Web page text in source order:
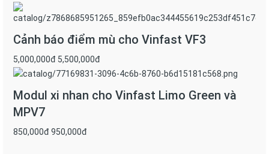
diệt nấm mốc, ức chế virus, loại bỏ bụi mịn PM2.5 và
khuếch tán nước hoa trực tiếp bằng hệ thống điều hoà
Tinh chất nước hoa là gì?
????Là những gì tinh tuý nhất thu được sau quá trình
chưng cất điều chế các thành phần dược liệu-nguyên
Cảnh báo điểm mù cho Vinfast VF3
5,000,000đ 5,500,000đ
Modul xi nhan cho Vinfast Limo Green và
MPV7
850,000đ 950,000đ